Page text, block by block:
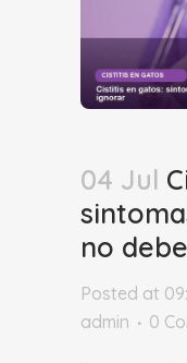
04 Jul
no
Posted at
admin
0